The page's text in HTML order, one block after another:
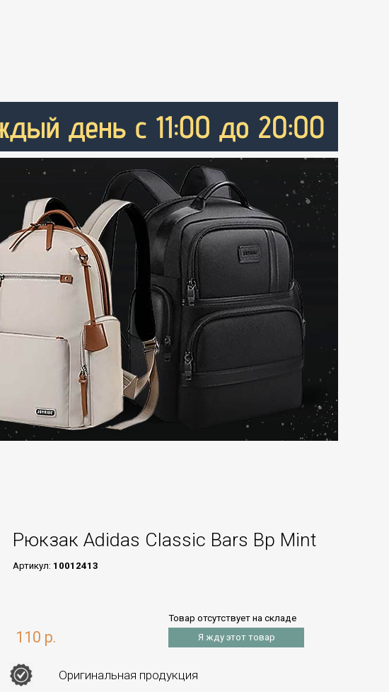
Рюкзак Adidas Classic Bars Bp Mint
Артикул: 10012413
110 р.
Товар отсутствует на складе
Я жду этот товар
Оригинальная продукция